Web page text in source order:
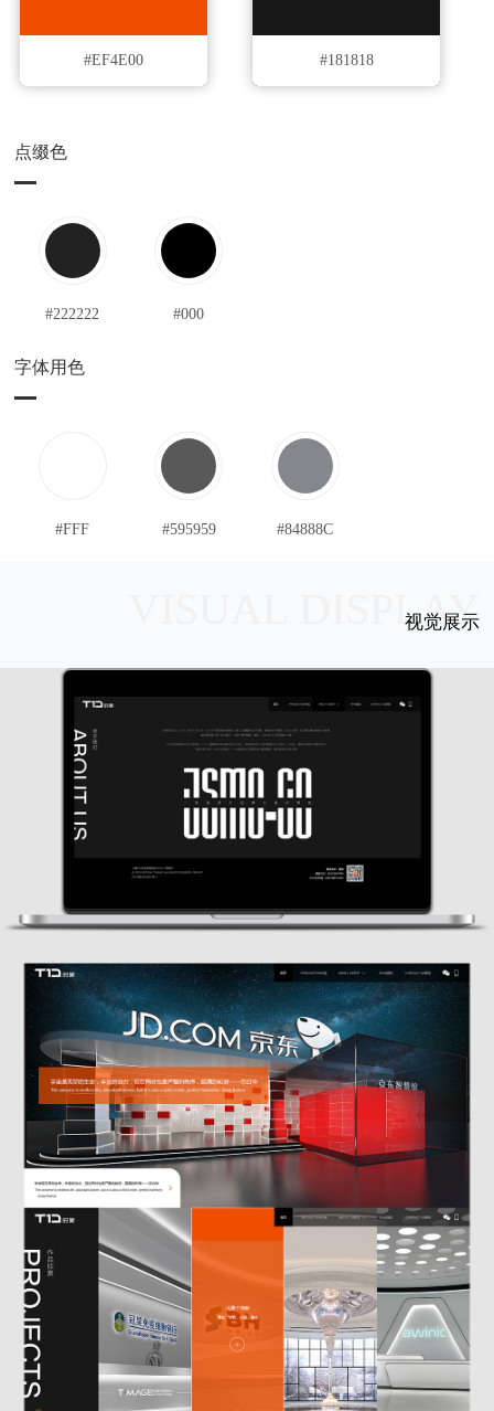
首页
资讯
#EF4E00 #181818
点缀色
#222222 #000
字体用色
#FFF #595959 #84888C
VISUAL DISPLAY
视觉展示